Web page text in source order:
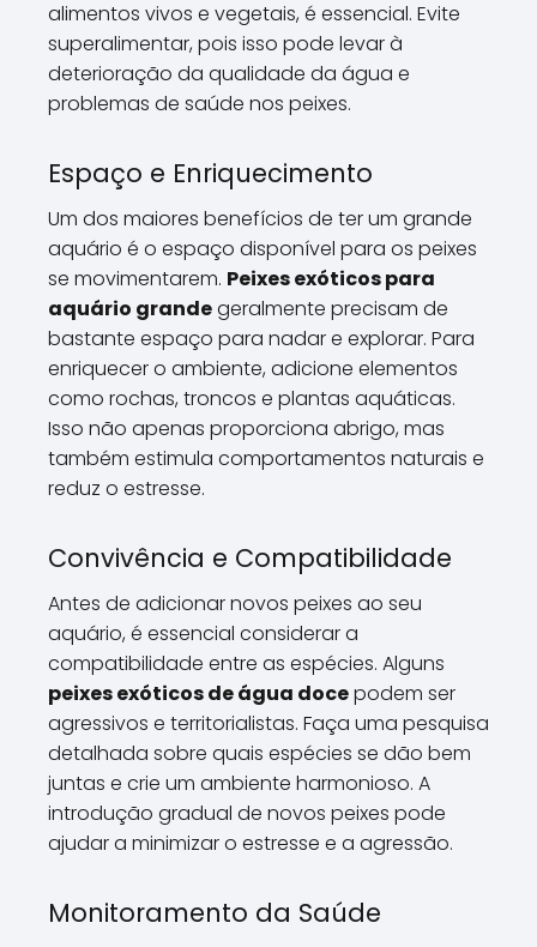
alimentos vivos e vegetais, é essencial. Evite
superalimentar, pois isso pode levar à
deterioração da qualidade da água e
problemas de saúde nos peixes.
Espaço e Enriquecimento
Um dos maiores benefícios de ter um grande
aquário é o espaço disponível para os peixes
se movimentarem. Peixes exóticos para
aquário grandegeralmente precisam de
bastante espaço para nadar e explorar. Para
enriquecer o ambiente, adicione elementos
como rochas, troncos e plantas aquáticas.
Isso não apenas proporciona abrigo, mas
também estimula comportamentos naturais e
reduz o estresse.
Convivência e Compatibilidade
Antes de adicionar novos peixes ao seu
aquário, é essencial considerar a
compatibilidade entre as espécies. Alguns
peixes exóticos de água docepodem ser
agressivos e territorialistas. Faça uma pesquisa
detalhada sobre quais espécies se dão bem
juntas e crie um ambiente harmonioso. A
introdução gradual de novos peixes pode
ajudar a minimizar o estresse e a agressão.
Monitoramento da Saúde